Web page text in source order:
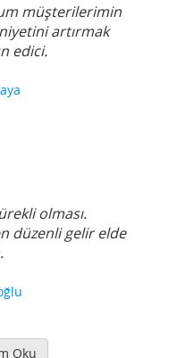
müşterilerimin
artırmak
edici.
olması.
düzenli gelir elde
Oku